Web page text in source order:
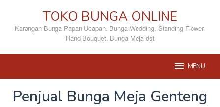
konten
TOKO BUNGA ONLINE
Karangan Bunga Papan Ucapan. Bunga Wedding. Standing Flower.
Hand Bouquet. Bunga Meja dst
MENU
Penjual Bunga Meja Genteng